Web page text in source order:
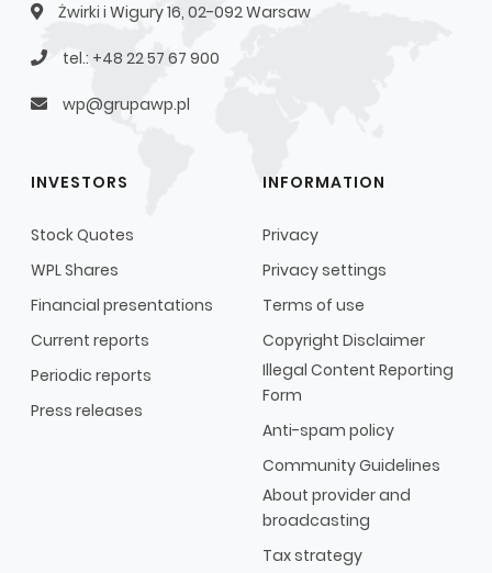
Żwirki i Wigury 16, 02-092 Warsaw
tel.: +48 22 57 67 900
wp@grupawp.pl
INVESTORS
Stock Quotes
WPL Shares
Financial presentations
Current reports
Periodic reports
Press releases
INFORMATION
Privacy
Privacy settings
Terms of use
Copyright Disclaimer
Illegal Content Reporting
Form
Anti-spam policy
Community Guidelines
About provider and
broadcasting
Tax strategy